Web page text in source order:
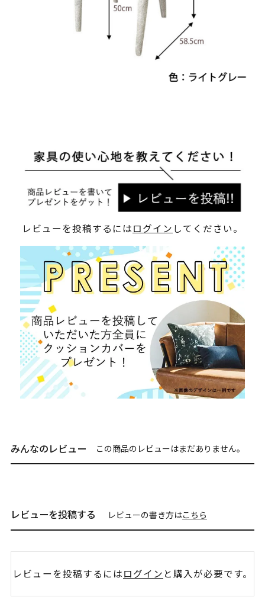
レビューを投稿するにはログイン してください。
みんなのレビュー この商品のレビューはまだありません。
レビューを投稿する レビューの書き方はこちら
レビューを投稿するにはログイン と購入が必要です。